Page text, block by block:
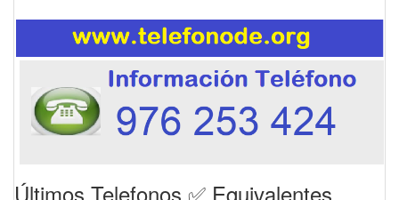
Últimos Telefonos ✅ Equivalentes